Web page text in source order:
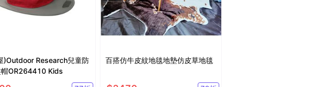
)Outdoor Research兒童防
帽OR264410 Kids
百搭仿牛皮紋地毯地墊仿皮草地毯